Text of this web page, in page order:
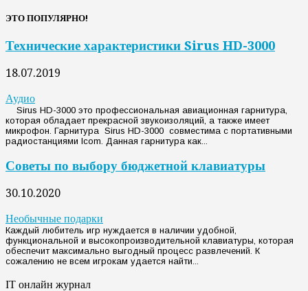
ЭТО ПОПУЛЯРНО!
Технические характеристики Sirus HD-3000
18.07.2019
Аудио
Sirus HD-3000 это профессиональная авиационная гарнитура,
которая обладает прекрасной звукоизоляций, а также имеет
микрофон. Гарнитура Sirus HD-3000 совместима с портативными
радиостанциями Icom. Данная гарнитура как...
Советы по выбору бюджетной клавиатуры
30.10.2020
Необычные подарки
Каждый любитель игр нуждается в наличии удобной,
функциональной и высокопроизводительной клавиатуры, которая
обеспечит максимально выгодный процесс развлечений. К
сожалению не всем игрокам удается найти...
IT онлайн журнал